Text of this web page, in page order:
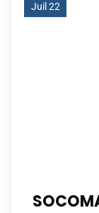
Juil 22